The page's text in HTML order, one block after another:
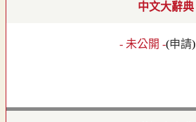
中文大辭典
- 未公開 -(申請)